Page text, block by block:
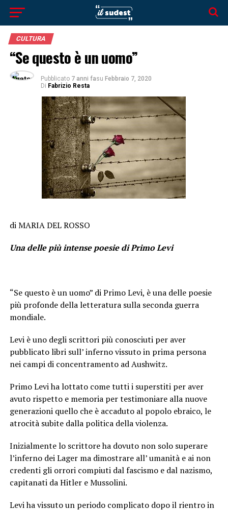
CULTURA
“Se questo è un uomo”
Pubblicato 7 anni fasu Febbraio 7, 2020
Di Fabrizio Resta
di MARIA DEL ROSSO
Una delle più intense poesie di Primo Levi
“Se questo è un uomo” di Primo Levi, è una delle poesie
più profonde della letteratura sulla seconda guerra
mondiale.
Levi è uno degli scrittori più conosciuti per aver
pubblicato libri sull’ inferno vissuto in prima persona
nei campi di concentramento ad Aushwitz.
Primo Levi ha lottato come tutti i superstiti per aver
avuto rispetto e memoria per testimoniare alla nuove
generazioni quello che è accaduto al popolo ebraico, le
atrocità subite dalla politica della violenza.
Inizialmente lo scrittore ha dovuto non solo superare
l’inferno dei Lager ma dimostrare all’ umanità e ai non
credenti gli orrori compiuti dal fascismo e dal nazismo,
capitanati da Hitler e Mussolini.
Levi ha vissuto un periodo complicato dopo il rientro in